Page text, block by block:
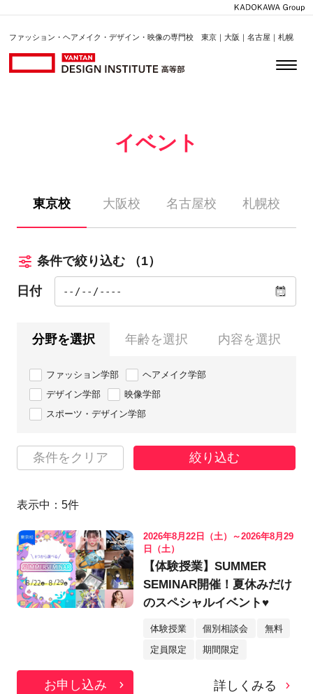
ファッション・ヘアメイク・デザイン・映像の専門校 東京｜大阪｜名古屋｜札幌
イベント
東京校 大阪校 名古屋校 札幌校
条件で絞り込む （1）
日付
分野を選択 年齢を選択 内容を選択
ファッション学部
ヘアメイク学部
デザイン学部
映像学部
スポーツ・デザイン学部
条件をクリア 絞り込む
表示中： 5件
2026年8月22日（土）～2026年8月29
日（土）
【体験授業】SUMMER
SEMINAR開催！夏休みだけ
のスペシャルイベント♥
体験授業 個別相談会 無料
定員限定 期間限定
お申し込み 詳しくみる